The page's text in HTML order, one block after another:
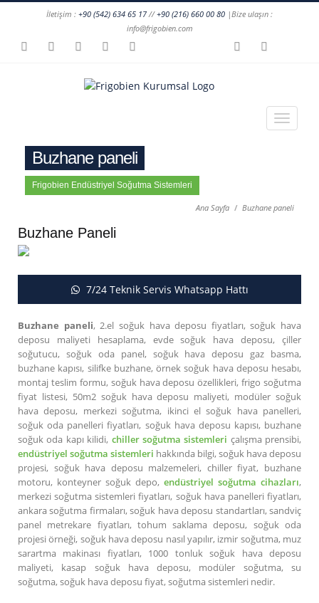
İletişim : +90 (542) 634 65 17//+90 (216) 660 00 80 |Bize ulaşın :
info@frigobien.com
Buzhane paneli
Frigobien Endüstriyel Soğutma Sistemleri
Ana Sayfa Buzhane paneli
Buzhane Paneli
7/24 Teknik Servis Whatsapp Hattı
Buzhane paneli, 2.el soğuk hava deposu fiyatları, soğuk hava
deposu maliyeti hesaplama, evde soğuk hava deposu, çiller
soğutucu, soğuk oda panel, soğuk hava deposu gaz basma,
buzhane kapısı, silifke buzhane, örnek soğuk hava deposu hesabı,
montaj teslim formu, soğuk hava deposu özellikleri, frigo soğutma
fiyat listesi, 50m2 soğuk hava deposu maliyeti, modüler soğuk
hava deposu, merkezi soğutma, ikinci el soğuk hava panelleri,
soğuk oda panelleri fiyatları, soğuk hava deposu kapısı, buzhane
soğuk oda kapı kilidi, chiller soğutma sistemleri çalışma prensibi,
endüstriyel soğutma sistemleri hakkında bilgi, soğuk hava deposu
projesi, soğuk hava deposu malzemeleri, chiller fiyat, buzhane
motoru, konteyner soğuk depo, endüstriyel soğutma cihazları,
merkezi soğutma sistemleri fiyatları, soğuk hava panelleri fiyatları,
ankara soğutma firmaları, soğuk hava deposu standartları, sandviç
panel metrekare fiyatları, tohum saklama deposu, soğuk oda
projesi örneği, soğuk hava deposu nasıl yapılır, izmir soğutma, muz
sarartma makinası fiyatları, 1000 tonluk soğuk hava deposu
maliyeti, kasap soğuk hava deposu, modüler soğutma, su
soğutma, soğuk hava deposu fiyat, soğutma sistemleri nedir.